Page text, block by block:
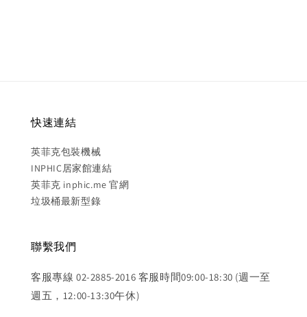
快速連結
英菲克包裝機械
INPHIC居家館連結
英菲克 inphic.me 官網
垃圾桶最新型錄
聯繫我們
客服專線 02-2885-2016 客服時間09:00-18:30 (週一至
週五，12:00-13:30午休)